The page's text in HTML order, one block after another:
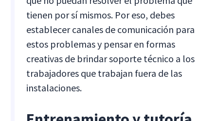
tienen por sí mismos. Por eso, debes
establecer canales de comunicación para
estos problemas y pensar en formas
creativas de brindar soporte técnico a los
trabajadores que trabajan fuera de las
instalaciones.